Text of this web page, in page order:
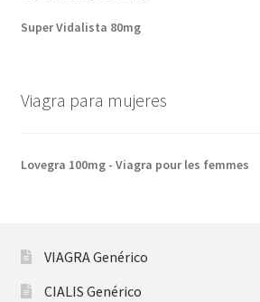
Super Vidalista 80mg
Viagra para mujeres
Lovegra 100mg - Viagra pour les femmes
VIAGRA Genérico
CIALIS Genérico